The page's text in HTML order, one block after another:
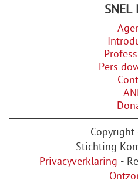
SNEL
Pers
Stichting
Privacyverklaring -